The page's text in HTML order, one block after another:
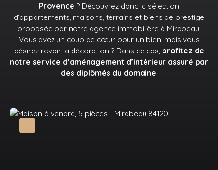
Provence ? Découvrez donc la sélection
d’appartements, maisons, terrains et biens de prestige
proposée par notre agence immobilière à Mirabeau.
Vous avez un coup de cœur pour un bien, mais vous
désirez revoir la décoration ? Dans ce cas, profitez de
notre service d’aménagement d’intérieur assuré par
des diplômés du domaine.